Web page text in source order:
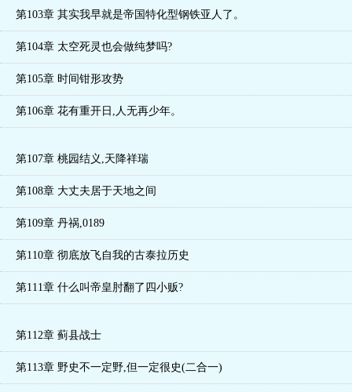
第103章 其实我早就是帝国特化型钢铁亚人了。
第104章 太空死灵也会做纯梦吗?
第105章 时间钳形攻势
第106章 花有重开日,人无再少年。
第107章 桃园结义,天降祥瑞
第108章 大丈夫居于天地之间
第109章 丹祸,0189
第110章 彻底放飞自我的古泰拉历史
第111章 什么叫帝皇肘翻了四小贩?
第112章 蓟县战士
第113章 野史不一定野,但一定很史(二合一)